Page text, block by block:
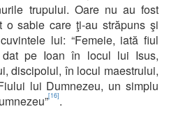
trupului. Oare nu au fost
o sabie care ţi-au străpuns şi
lui: “Femeie, iată fiul
dat pe Ioan în locul lui Isus,
discipolul, în locul maestrului,
lui Dumnezeu, un simplu
[16].